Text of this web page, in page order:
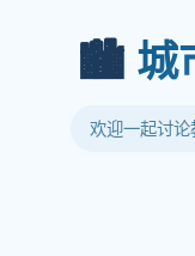
🏙️ 城
欢迎一起讨